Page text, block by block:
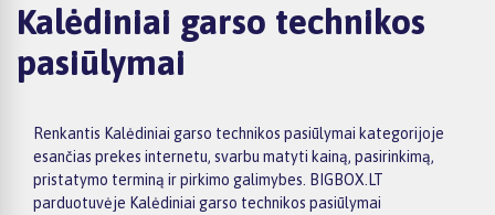
Kalėdiniai garso technikos
pasiūlymai
Renkantis Kalėdiniai garso technikos pasiūlymai kategorijoje
esančias prekes internetu, svarbu matyti kainą, pasirinkimą,
pristatymo terminą ir pirkimo galimybes. BIGBOX.LT
parduotuvėje Kalėdiniai garso technikos pasiūlymai